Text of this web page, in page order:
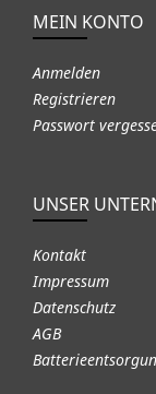
MEIN KONTO
Anmelden
Registrieren
Passwort
UNSER
Kontakt
Impressum
Datenschutz
AGB